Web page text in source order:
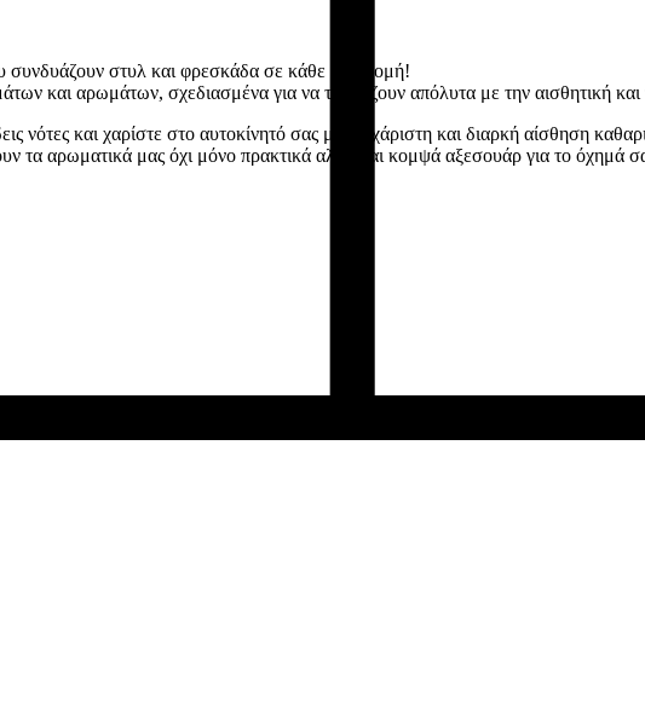
στυλ και φρεσκάδα σε κάθε διαδρομή!
και αρωμάτων, σχεδιασμένα για να ταιριάζουν απόλυτα με την αισθητική
και χαρίστε στο αυτοκίνητό σας μια ευχάριστη και διαρκή αίσθηση
τα αρωματικά μας όχι μόνο πρακτικά αλλά και κομψά αξεσουάρ για το όχημά